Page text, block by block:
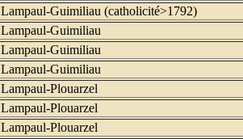
Lampaul-Guimiliau (catholicité>1792)
Lampaul-Guimiliau
Lampaul-Guimiliau
Lampaul-Guimiliau
Lampaul-Plouarzel
Lampaul-Plouarzel
Lampaul-Plouarzel